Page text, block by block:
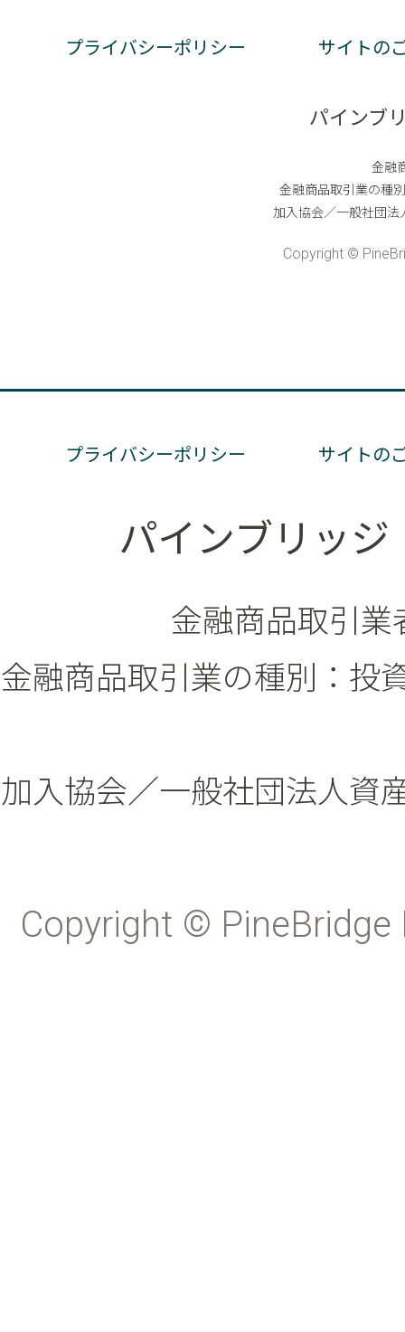
プライバシーポリシー サイトの
パインブリッ
金融商品取引
金融商品取引業の種別：投
加入協会／一般社団法人資
Copyright ©